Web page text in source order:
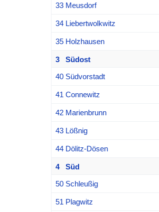
33 Meusdorf
34 Liebertwolkwitz
35 Holzhausen
3 Südost
40 Südvorstadt
41 Connewitz
42 Marienbrunn
43 Lößnig
44 Dölitz-Dösen
4 Süd
50 Schleußig
51 Plagwitz